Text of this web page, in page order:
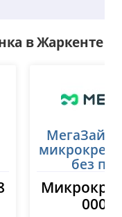
в Жаркенте
МегаЗайм
без
000